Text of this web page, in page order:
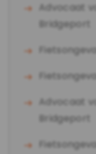
Advocaat
Bridgeport
Advocaat
Bridgeport